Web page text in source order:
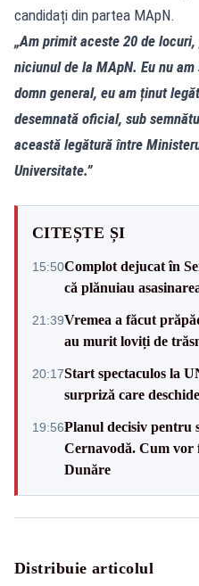
candidați din partea MApN.
„Am primit aceste 20 de
niciunul de la MApN. Eu nu
domn general, eu am ținut
desemnată oficial, sub
această legătură între
Universitate.”
CITEȘTE ȘI
15:50Complot dejucat în
că plănuiau
21:39Vremea a făcut
au murit loviți de
20:17Start spectaculos la
surpriză care
19:56Planul decisiv pentru
Cernavodă. Cum vor
Dunăre
Distribuie articolul